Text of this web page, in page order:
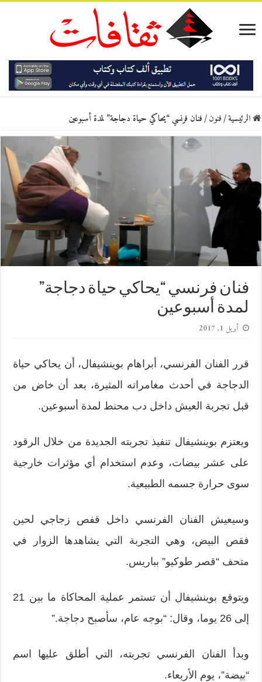
الرئيسية/فنون/فنان فرنسي “يحاكي حياة دجاجة” لمدة أسبوعين
فنان فرنسي “يحاكي حياة دجاجة”
لمدة أسبوعين
أبريل 1, 2017
قرر الفنان الفرنسي، أبراهام بوينشيفال، أن يحاكي حياة
الدجاجة في أحدث مغامراته المثيرة، بعد أن خاض من
قبل تجربة العيش داخل دب محنط لمدة أسبوعين.
ويعتزم بوينشيفال تنفيذ تجربته الجديدة من خلال الرقود
على عشر بيضات، وعدم استخدام أي مؤثرات خارجية
سوى حرارة جسمه الطبيعية.
وسيعيش الفنان الفرنسي داخل قفص زجاجي لحين
فقص البيض، وهي التجربة التي يشاهدها الزوار في
متحف “قصر طوكيو” بباريس.
ويتوقع بوينشيفال أن تستمر عملية المحاكاة ما بين 21
إلى 26 يوما، وقال: “بوجه عام، سأصبح دجاجة.”
وبدأ الفنان الفرنسي تجربته، التي أطلق عليها اسم
“بيضة”، يوم الأربعاء.